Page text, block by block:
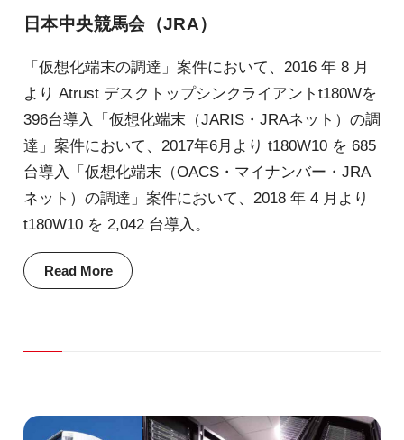
日本中央競馬会（JRA）
「仮想化端末の調達」案件において、2016 年 8 月
より Atrust デスクトップシンクライアントt180Wを
396台導入「仮想化端末（JARIS・JRAネット）の調
達」案件において、2017年6月より t180W10 を 685
台導入「仮想化端末（OACS・マイナンバー・JRA
ネット）の調達」案件において、2018 年 4 月より
t180W10 を 2,042 台導入。
Read More